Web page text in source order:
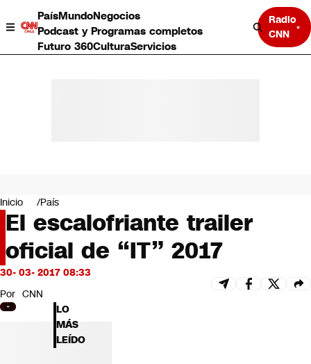
PaísMundoNegocios
Podcast y Programas completos
Futuro 360CulturaServicios
Radio
CNN
Negocios
Deportes
Programas completos
Cultura
Servicios
Bits
CNN Data
CNN tiempo
Futuro 360
Inicio País
El escalofriante trailer
oficial de “IT” 2017
30- 03- 2017 08:33
Por CNN
LO
MÁS
LEÍDO